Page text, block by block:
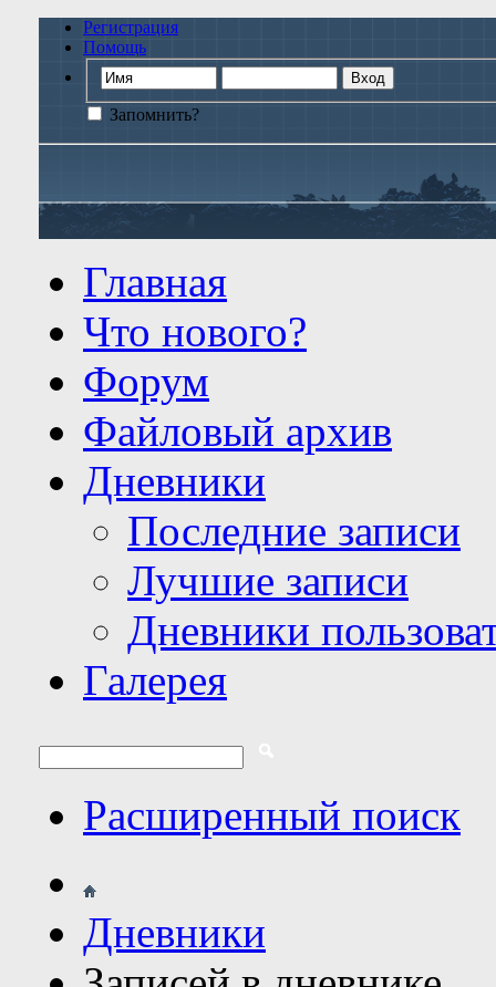
Регистрация
Помощь
Запомнить?
Главная
Что нового?
Форум
Файловый архив
Дневники
Последние записи
Лучшие записи
Дневники
Галерея
Расширенный поиск
Дневники